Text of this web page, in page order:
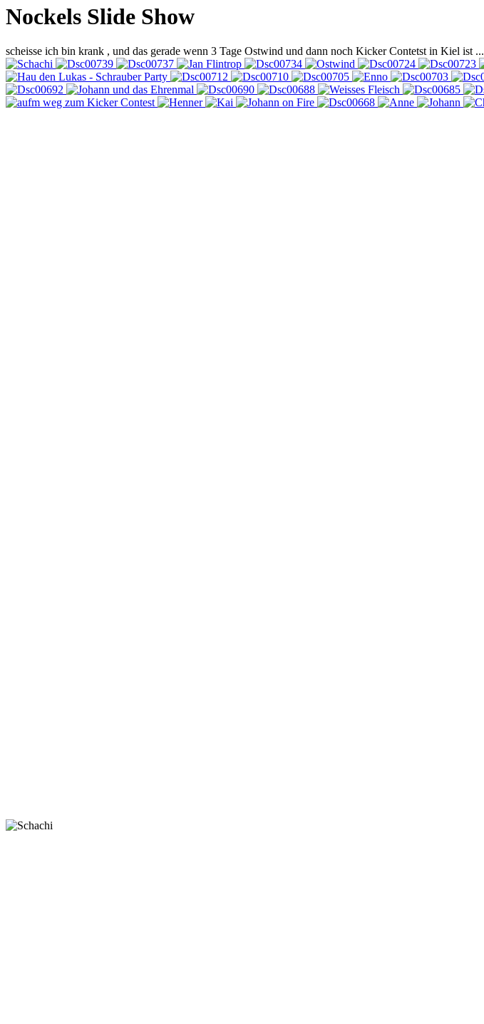
Nockels Slide Show
scheisse ich bin krank , und das gerade wenn 3 Tage Ostwind und dann noch Kicker Contetst in Kiel ist ...